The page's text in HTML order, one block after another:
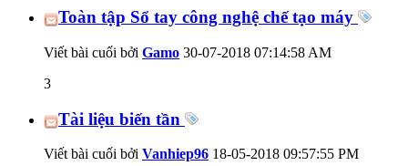
Toàn tập Sổ tay công nghệ chế tạo máy
Viết bài cuối bởi Gamo 30-07-2018 07:14:58 AM
3
Tài liệu biến tần
Viết bài cuối bởi Vanhiep96 18-05-2018 09:57:55 PM